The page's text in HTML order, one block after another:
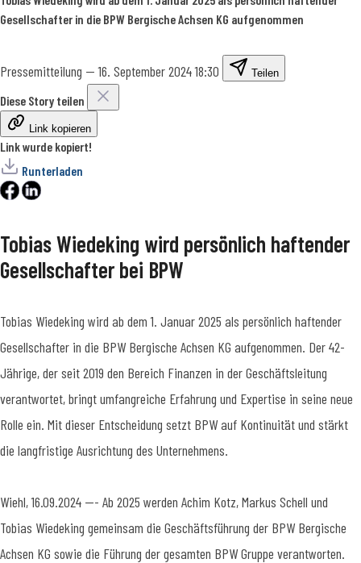
Gesellschafter in die BPW Bergische Achsen KG aufgenommen
Pressemitteilung —16. September 2024 18:30 Teilen
Diese Story teilen
Link kopieren
Link wurde kopiert!
Runterladen
Tobias Wiedeking wird persönlich haftender
Gesellschafter bei BPW
Tobias Wiedeking wird ab dem 1. Januar 2025 als persönlich haftender
Gesellschafter in die BPW Bergische Achsen KG aufgenommen. Der 42-
Jährige, der seit 2019 den Bereich Finanzen in der Geschäftsleitung
verantwortet, bringt umfangreiche Erfahrung und Expertise in seine neue
Rolle ein. Mit dieser Entscheidung setzt BPW auf Kontinuität und stärkt
die langfristige Ausrichtung des Unternehmens.
Wiehl, 16.09.2024 --- Ab 2025 werden Achim Kotz, Markus Schell und
Tobias Wiedeking gemeinsam die Geschäftsführung der BPW Bergische
Achsen KG sowie die Führung der gesamten BPW Gruppe verantworten.